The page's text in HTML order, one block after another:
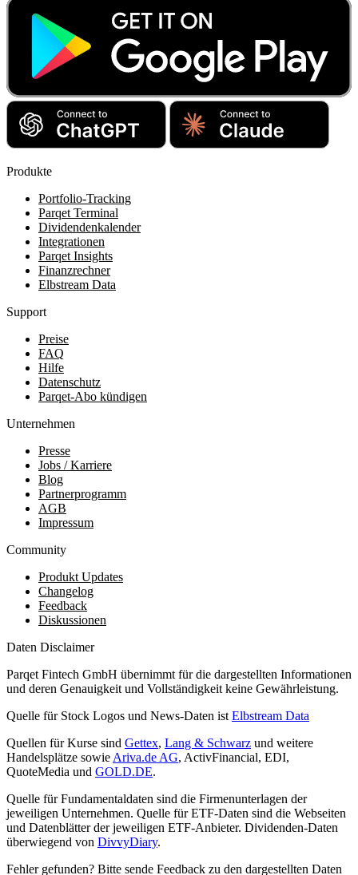
Produkte
Portfolio-Tracking
Parqet Terminal
Dividendenkalender
Integrationen
Parqet Insights
Finanzrechner
Elbstream Data
Support
Preise
FAQ
Hilfe
Datenschutz
Parqet-Abo kündigen
Unternehmen
Presse
Jobs / Karriere
Blog
Partnerprogramm
AGB
Impressum
Community
Produkt Updates
Changelog
Feedback
Diskussionen
Daten Disclaimer
Parqet Fintech GmbH übernimmt für die dargestellten Informationen
und deren Genauigkeit und Vollständigkeit keine Gewährleistung.
Quelle für Stock Logos und News-Daten ist Elbstream Data
Quellen für Kurse sind Gettex, Lang & Schwarz und weitere
Handelsplätze sowie Ariva.de AG, ActivFinancial, EDI,
QuoteMedia und GOLD.DE.
Quelle für Fundamentaldaten sind die Firmenunterlagen der
jeweiligen Unternehmen. Quelle für ETF-Daten sind die Webseiten
und Datenblätter der jeweiligen ETF-Anbieter. Dividenden-Daten
überwiegend von DivvyDiary.
Fehler gefunden? Bitte sende Feedback zu den dargestellten Daten